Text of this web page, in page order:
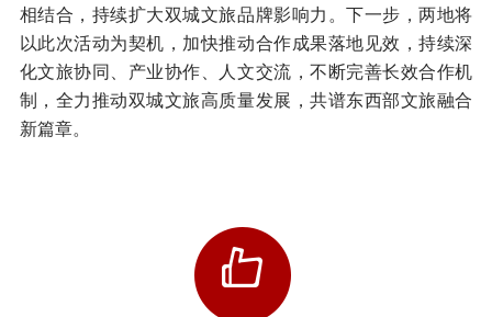
相结合，持续扩大双城文旅品牌影响力。下一步，两地将
以此次活动为契机，加快推动合作成果落地见效，持续深
化文旅协同、产业协作、人文交流，不断完善长效合作机
制，全力推动双城文旅高质量发展，共谱东西部文旅融合
新篇章。